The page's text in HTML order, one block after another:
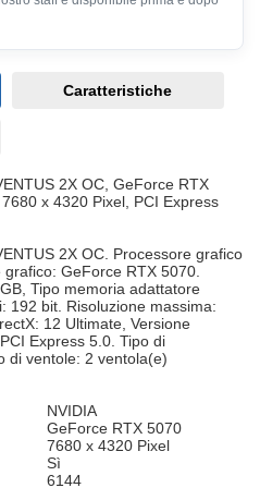
Caratteristiche
2X OC, GeForce RTX
x 4320 Pixel, PCI Express
2X OC. Processore grafico
GeForce RTX 5070.
Tipo memoria adattatore
192 bit. Risoluzione massima:
12 Ultimate, Versione
Express 5.0. Tipo di
di ventole: 2 ventola(e)
NVIDIA
GeForce RTX 5070
7680 x 4320 Pixel
Sì
6144